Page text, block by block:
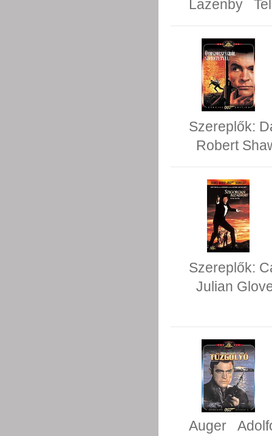
Lazenby
Szereplők:
Robert
Szereplők:
Julian
Auger